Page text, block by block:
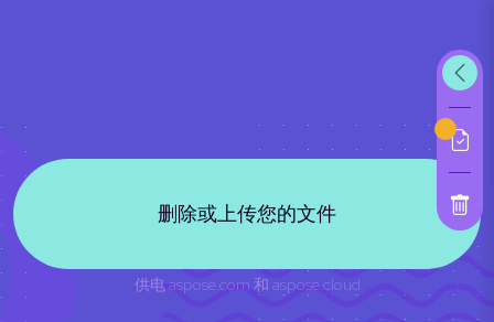
删除或上传您的文件
供电aspose.com 和 aspose.cloud